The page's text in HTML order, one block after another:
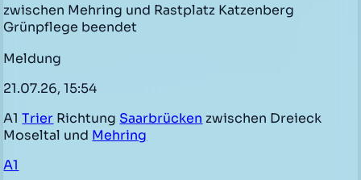
zwischen Mehring und Rastplatz Katzenberg
Grünpflege beendet
Meldung
21.07.26, 15:54
A1Trier Richtung Saarbrücken zwischen Dreieck
Moseltal und Mehring
A1